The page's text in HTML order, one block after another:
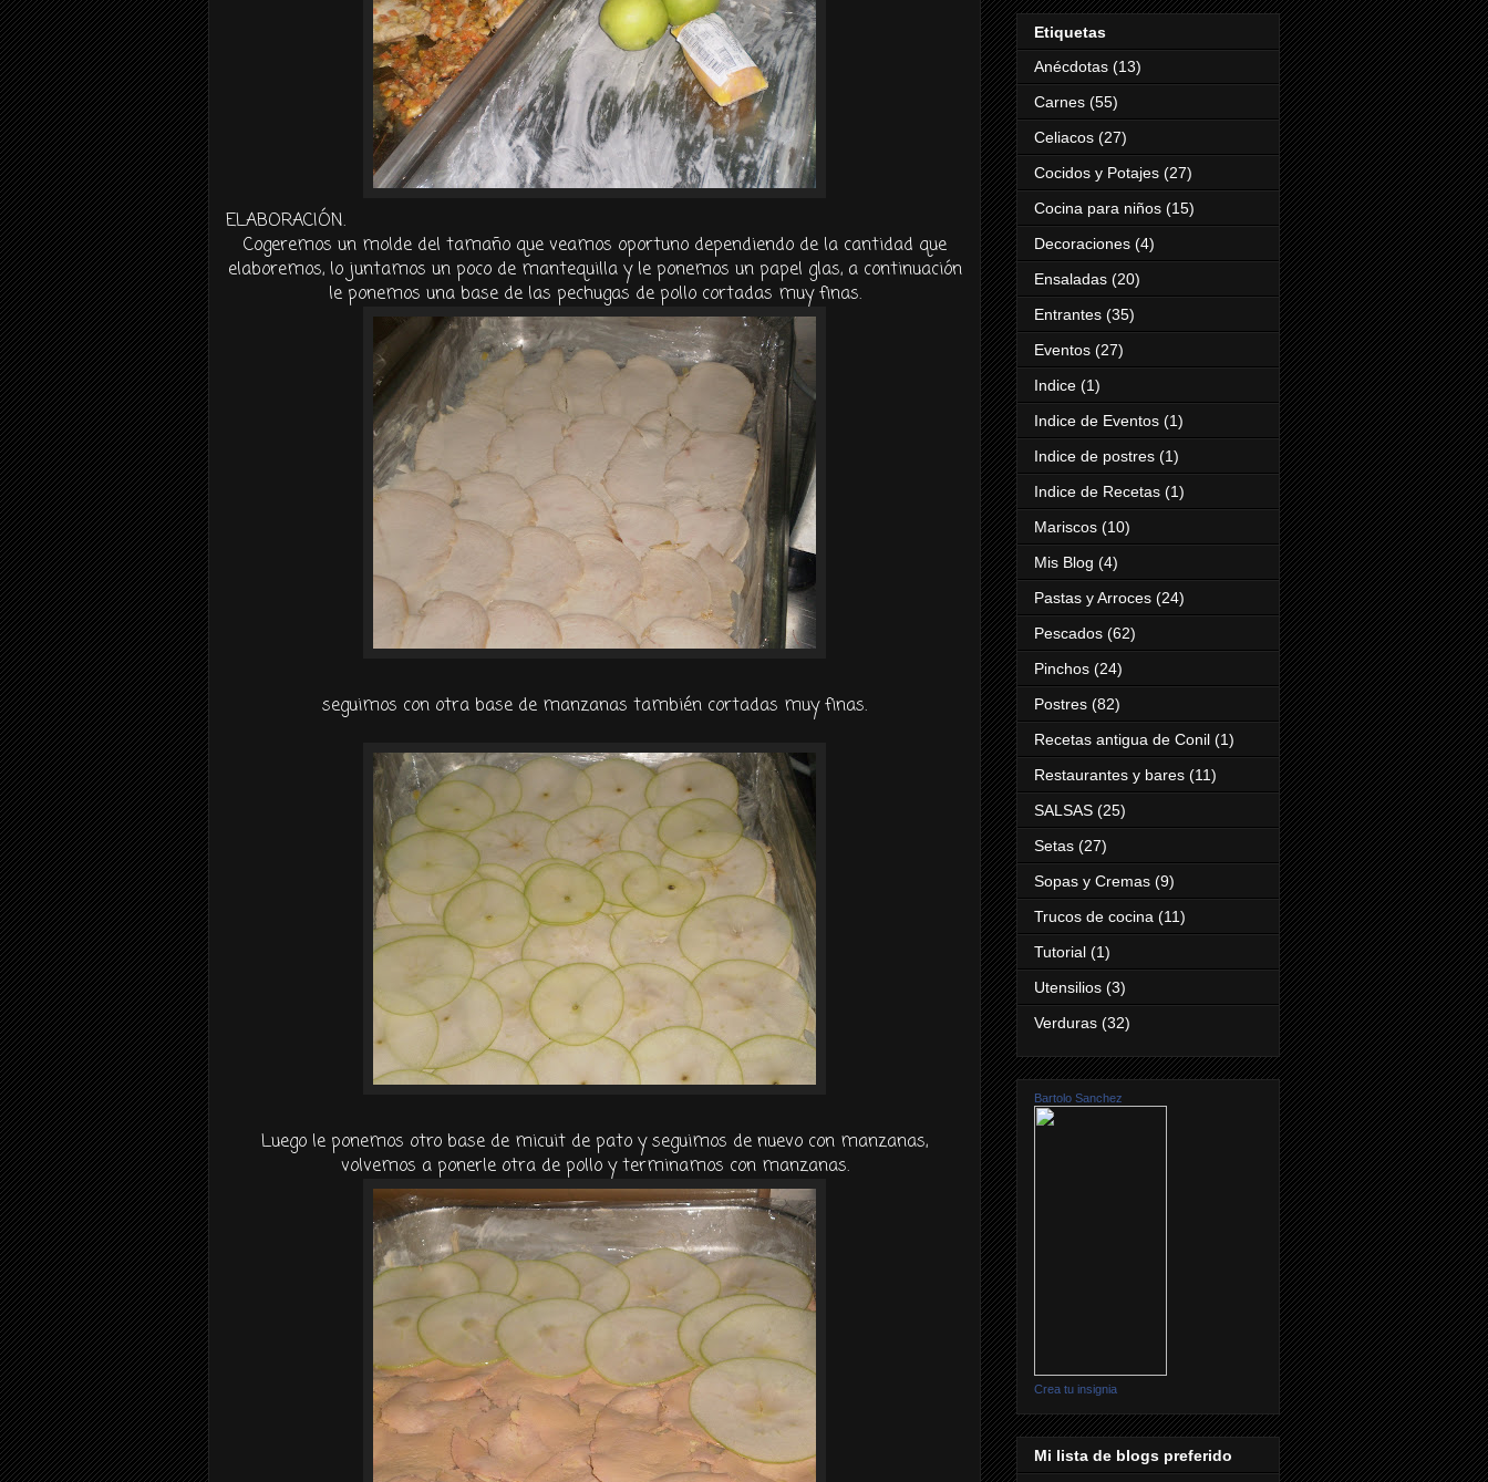
ELABORACIÓN.
Cogeremos un molde del tamaño que veamos oportuno dependiendo de la cantidad que
elaboremos, lo juntamos un poco de mantequilla y le ponemos un papel glas, a continuación
le ponemos una base de las pechugas de pollo cortadas muy finas.
seguimos con otra base de manzanas también cortadas muy finas.
Luego le ponemos otro base de micuit de pato y seguimos de nuevo con manzanas,
volvemos a ponerle otra de pollo y terminamos con manzanas.
Etiquetas
Anécdotas (13)
Carnes (55)
Celiacos (27)
Cocidos y Potajes (27)
Cocina para niños (15)
Decoraciones (4)
Ensaladas (20)
Entrantes (35)
Eventos (27)
Indice (1)
Indice de Eventos (1)
Indice de postres (1)
Indice de Recetas (1)
Mariscos (10)
Mis Blog (4)
Pastas y Arroces (24)
Pescados (62)
Pinchos (24)
Postres (82)
Recetas antigua de Conil (1)
Restaurantes y bares (11)
SALSAS (25)
Setas (27)
Sopas y Cremas (9)
Trucos de cocina (11)
Tutorial (1)
Utensilios (3)
Verduras (32)
Bartolo Sanchez
Crea tu insignia
Mi lista de blogs preferido